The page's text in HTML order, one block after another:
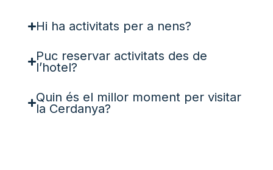
Hi ha activitats per a nens?
Puc reservar activitats des de
l’hotel?
Quin és el millor moment per visitar
la Cerdanya?